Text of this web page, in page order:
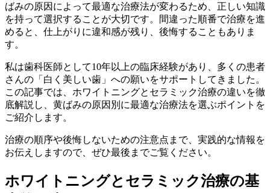
ばみの原因によって最適な治療法が変わるため、正しい知識
を持って選択することが大切です。間違った順番で治療を進
めると、仕上がりに違和感が残り、後悔することもありま
す。
私は歯科医師として10年以上の臨床経験があり、多くの患者
さんの「白く美しい歯」への願いをサポートしてきました。
この記事では、ホワイトニングとセラミック治療の違いを徹
底解説し、黄ばみの原因別に最適な治療法を選ぶポイントを
ご紹介します。
治療の順序や後悔しないための注意点まで、実践的な情報を
お伝えしますので、ぜひ最後までご覧ください。
ホワイトニングとセラミック治療の基